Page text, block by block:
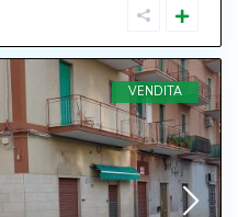
VENDITA